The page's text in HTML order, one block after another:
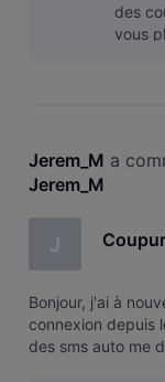
des
vous
Jerem_M a
Jerem_M
J
Bonjour, j'ai à
connexion depuis
des sms auto me